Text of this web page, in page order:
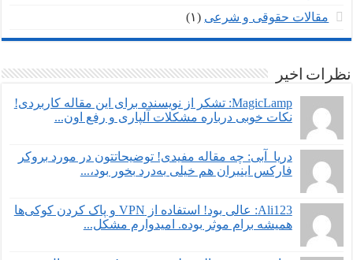
مقالات حقوقی و شرعی (۱)
نظرات اخیر
MagicLamp: تشکر از نویسنده برای این مقاله کاربردی!
نکات خوبی درباره مشکلات آلپاری و رفع اون...
دریا_آبی: چه مقاله مفیدی! توضیحاتتون در مورد بروکر
فارکس اینیران هم خیلی به‌درد بخور بود،...
Ali123: عالی بود! استفاده از VPN و پاک کردن کوکی‌ها
همیشه برام موثر بوده. امیدوارم مشکل...